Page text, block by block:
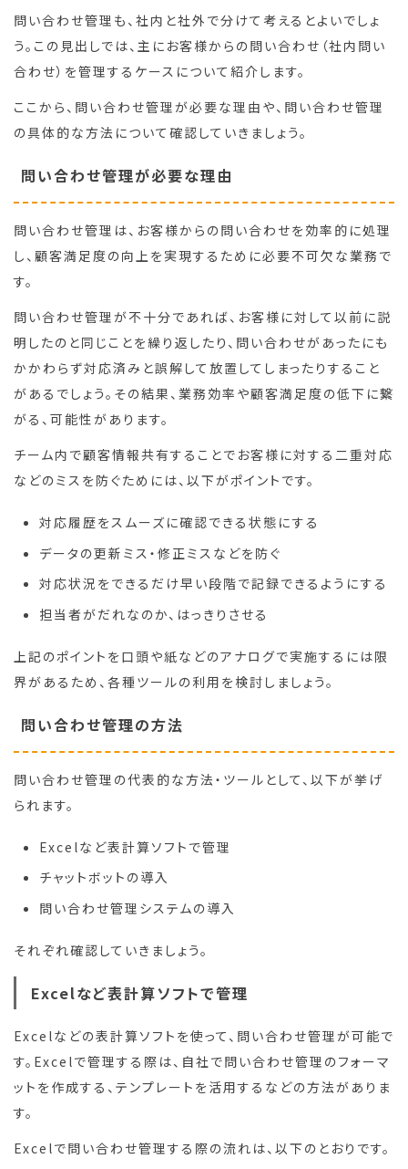
問い合わせ管理も、社内と社外で分けて考えるとよいでしょ
う。この見出しでは、主にお客様からの問い合わせ（社内問い
合わせ）を管理するケースについて紹介します。
ここから、問い合わせ管理が必要な理由や、問い合わせ管理
の具体的な方法について確認していきましょう。
問い合わせ管理が必要な理由
問い合わせ管理は、お客様からの問い合わせを効率的に処理
し、顧客満足度の向上を実現するために必要不可欠な業務で
す。
問い合わせ管理が不十分であれば、お客様に対して以前に説
明したのと同じことを繰り返したり、問い合わせがあったにも
かかわらず対応済みと誤解して放置してしまったりすること
があるでしょう。その結果、業務効率や顧客満足度の低下に繋
がる、可能性があります。
チーム内で顧客情報共有することでお客様に対する二重対応
などのミスを防ぐためには、以下がポイントです。
対応履歴をスムーズに確認できる状態にする
データの更新ミス・修正ミスなどを防ぐ
対応状況をできるだけ早い段階で記録できるようにする
担当者がだれなのか、はっきりさせる
上記のポイントを口頭や紙などのアナログで実施するには限
界があるため、各種ツールの利用を検討しましょう。
問い合わせ管理の方法
問い合わせ管理の代表的な方法・ツールとして、以下が挙げ
られます。
Excelなど表計算ソフトで管理
チャットボットの導入
問い合わせ管理システムの導入
それぞれ確認していきましょう。
Excelなど表計算ソフトで管理
Excelなどの表計算ソフトを使って、問い合わせ管理が可能で
す。Excelで管理する際は、自社で問い合わせ管理のフォーマ
ットを作成する、テンプレートを活用するなどの方法がありま
す。
Excelで問い合わせ管理する際の流れは、以下のとおりです。